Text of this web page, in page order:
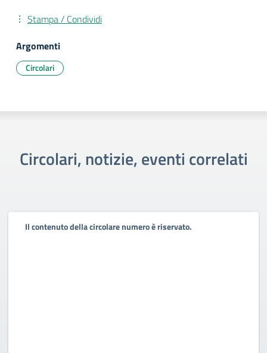
Stampa / Condividi
Argomenti
Circolari
Circolari, notizie, eventi correlati
Il contenuto della circolare numero è riservato.